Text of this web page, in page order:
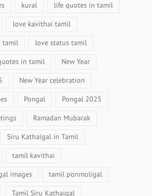
kural life quotes in tamil
love kavithai tamil
tamil love status tamil
in tamil New Year
New Year celebration
Pongal Pongal 2025
Ramadan Mubarak
Siru Kathaigal in Tamil
tamil kavithai
images tamil ponmoligal
Tamil Siru Kathaigal